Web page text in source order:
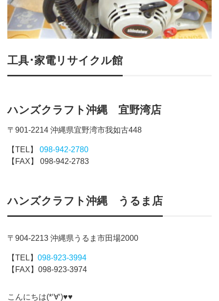
工具･家電リサイクル館
ハンズクラフト沖縄 宜野湾店
〒901-2214 沖縄県宜野湾市我如古448
【TEL】 098-942-2780
【FAX】 098-942-2783
ハンズクラフト沖縄 うるま店
〒904-2213 沖縄県うるま市田場2000
【TEL】 098-923-3994
【FAX】098-923-3974
こんにちは(*‘∀‘)♥♥